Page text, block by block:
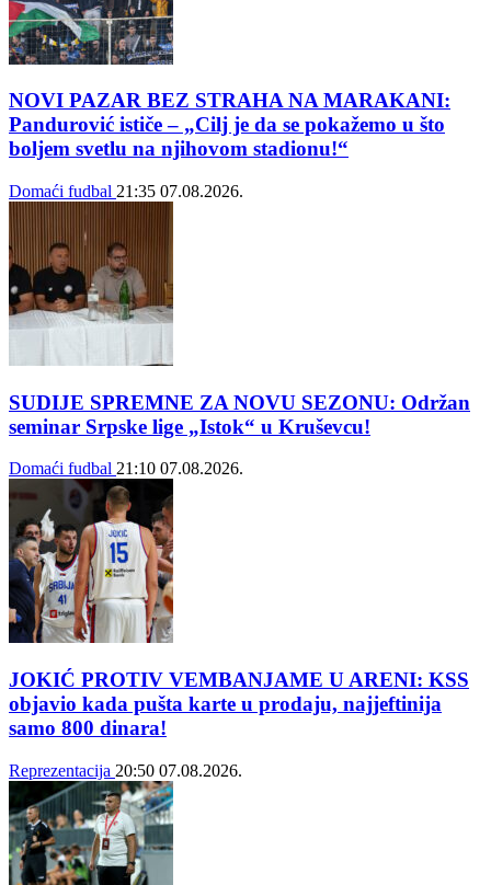
NOVI PAZAR BEZ STRAHA NA MARAKANI:
Pandurović ističe – „Cilj je da se pokažemo u što
boljem svetlu na njihovom stadionu!“
Domaći fudbal 21:35 07.08.2026.
SUDIJE SPREMNE ZA NOVU SEZONU: Održan
seminar Srpske lige „Istok“ u Kruševcu!
Domaći fudbal 21:10 07.08.2026.
JOKIĆ PROTIV VEMBANJAME U ARENI: KSS
objavio kada pušta karte u prodaju, najjeftinija
samo 800 dinara!
Reprezentacija 20:50 07.08.2026.